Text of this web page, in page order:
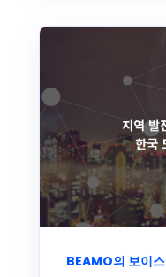
BEAMO의 보이스